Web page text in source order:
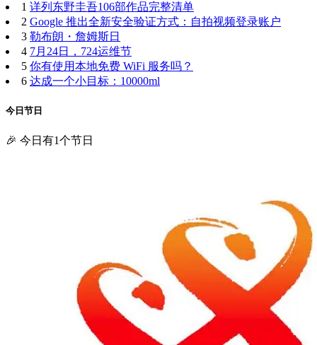
1 详列东野圭吾106部作品完整清单
2 Google 推出全新安全验证方式：自拍视频登录账户
3 勒布朗・詹姆斯日
4 7月24日，724运维节
5 你有使用本地免费 WiFi 服务吗？
6 达成一个小目标：10000ml
今日节日
🎉 今日有1个节日